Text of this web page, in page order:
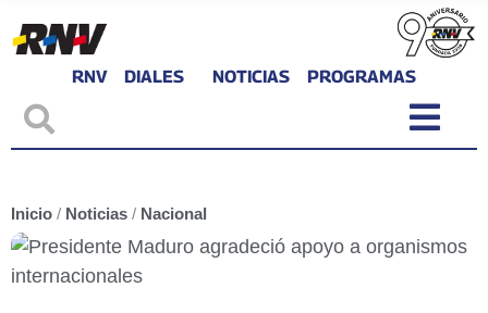
RNV DIALES NOTICIAS PROGRAMAS
Inicio / Noticias / Nacional